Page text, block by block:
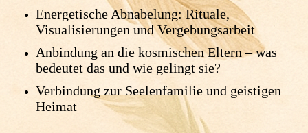
Energetische Abnabelung: Rituale,
Visualisierungen und Vergebungsarbeit
Anbindung an die kosmischen Eltern – was
bedeutet das und wie gelingt sie?
Verbindung zur Seelenfamilie und geistigen
Heimat